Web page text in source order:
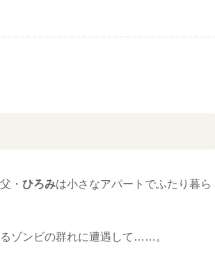
・ ひろみは小さなアパートでふたり暮ら
ゾンビの群れに遭遇して……。